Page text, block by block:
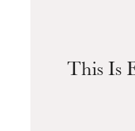
This Is